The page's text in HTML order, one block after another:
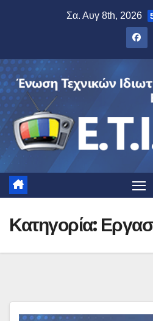
Σα. Αυγ 8th, 2026
Κατηγορία: